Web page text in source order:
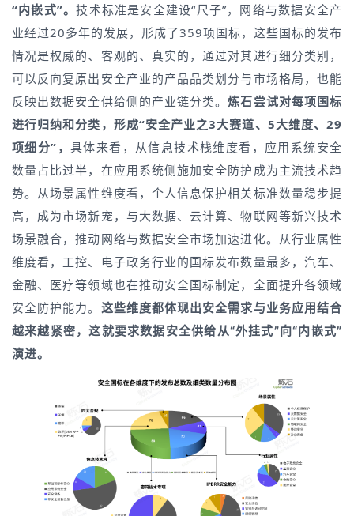
“内嵌式”。技术标准是安全建设“尺子”，网络与数据安全产
业经过20多年的发展，形成了359项国标，这些国标的发布
情况是权威的、客观的、真实的，通过对其进行细分类别，
可以反向复原出安全产业的产品品类划分与市场格局，也能
反映出数据安全供给侧的产业链分类。炼石尝试对每项国标
进行归纳和分类，形成“安全产业之3大赛道、5大维度、29
项细分”， 具体来看，从信息技术栈维度看，应用系统安全
数量占比过半，在应用系统侧施加安全防护成为主流技术趋
势。从场景属性维度看，个人信息保护相关标准数量稳步提
高，成为市场新宠，与大数据、云计算、物联网等新兴技术
场景融合，推动网络与数据安全市场加速进化。从行业属性
维度看，工控、电子政务行业的国标发布数量最多，汽车、
金融、医疗等领域也在推动安全国标制定，全面提升各领域
安全防护能力。 这些维度都体现出安全需求与业务应用结合
越来越紧密，这就要求数据安全供给从“外挂式”向“内嵌式”
演进。